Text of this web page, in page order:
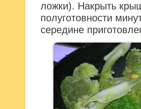
ложки). Накрыть
полуготовности
середине